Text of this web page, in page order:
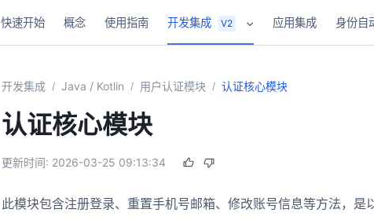
快速开始 概念 使用指南 开发集成 V2 应用集成 身份自
开发集成 / Java / Kotlin / 用户认证模块 / 认证核心模块
认证核心模块
更新时间: 2026-03-25 09:13:34
此模块包含注册登录、重置手机号邮箱、修改账号信息等方法，